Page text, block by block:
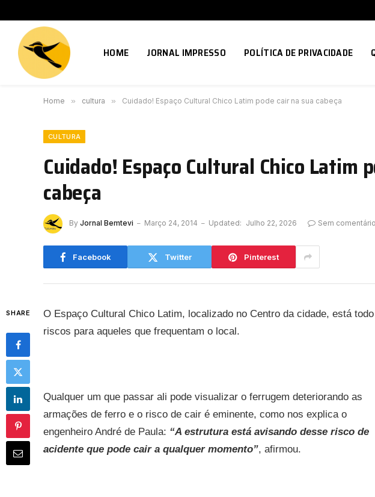
HOME JORNAL IMPRESSO POLÍTICA DE PRIVACIDADE
Home » cultura » Cuidado! Espaço Cultural Chico Latim pode cair na sua cabeça
CULTURA
Cuidado! Espaço Cultural Chico Latim
cabeça
By Jornal Bemtevi Março 24, 2014 Updated: Julho 22, 2026 Sem
Facebook Twitter Pinterest
SHARE
O Espaço Cultural Chico Latim, localizado no Centro da cidade, está
riscos para aqueles que frequentam o local.
Qualquer um que passar ali pode visualizar o ferrugem deteriorando as
armações de ferro e o risco de cair é eminente, como nos explica o
engenheiro André de Paula: “A estrutura está avisando desse risco de
acidente que pode cair a qualquer momento”, afirmou.